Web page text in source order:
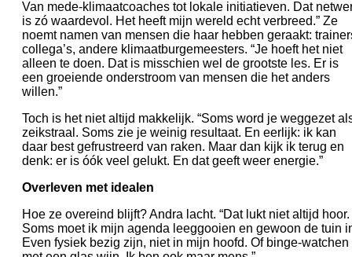
Van mede-klimaatcoaches tot lokale initiatieven. Dat
is zó waardevol. Het heeft mijn wereld echt verbreed.” Ze
noemt namen van mensen die haar hebben geraakt:
collega’s, andere klimaatburgemeesters. “Je hoeft het niet
alleen te doen. Dat is misschien wel de grootste les. Er is
een groeiende onderstroom van mensen die het anders
willen.”
Toch is het niet altijd makkelijk. “Soms word je weggezet
zeikstraal. Soms zie je weinig resultaat. En eerlijk: ik kan
daar best gefrustreerd van raken. Maar dan kijk ik terug en
denk: er is óók veel gelukt. En dat geeft weer energie.”
Overleven met idealen
Hoe ze overeind blijft? Andra lacht. “Dat lukt niet altijd hoor.
Soms moet ik mijn agenda leeggooien en gewoon de tuin
Even fysiek bezig zijn, niet in mijn hoofd. Of binge-watchen